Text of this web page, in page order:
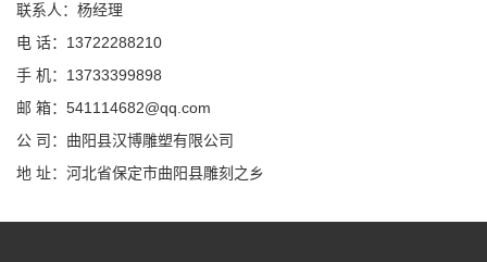
联系人：杨经理
电 话：13722288210
手 机：13733399898
邮 箱：541114682@qq.com
公 司：曲阳县汉博雕塑有限公司
地 址：河北省保定市曲阳县雕刻之乡